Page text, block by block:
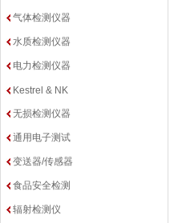
气体检测仪器
水质检测仪器
电力检测仪器
Kestrel & NK
无损检测仪器
通用电子测试
变送器/传感器
食品安全检测
辐射检测仪